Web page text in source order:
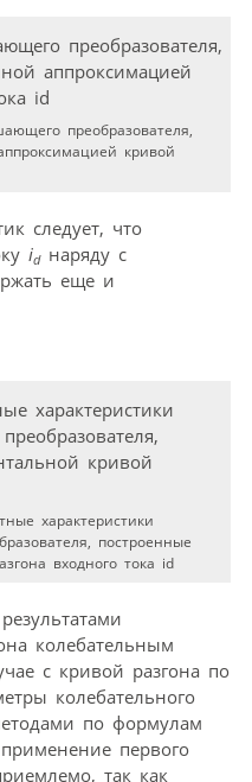
преобразователя,
кривой
следует, что
idнаряду с
еще и
характеристики
построенные
входного тока id
колебательным
с кривой разгона по
колебательного
по формулам
первого
так как